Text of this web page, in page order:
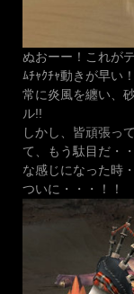
ぬおーー！これが
ﾑﾁｬｸﾁｬ動きが早い
常に炎風を纏い、
ル!!
しかし、皆頑張っ
て、もう駄目だ・
な感じになった時・
ついに・・・！！